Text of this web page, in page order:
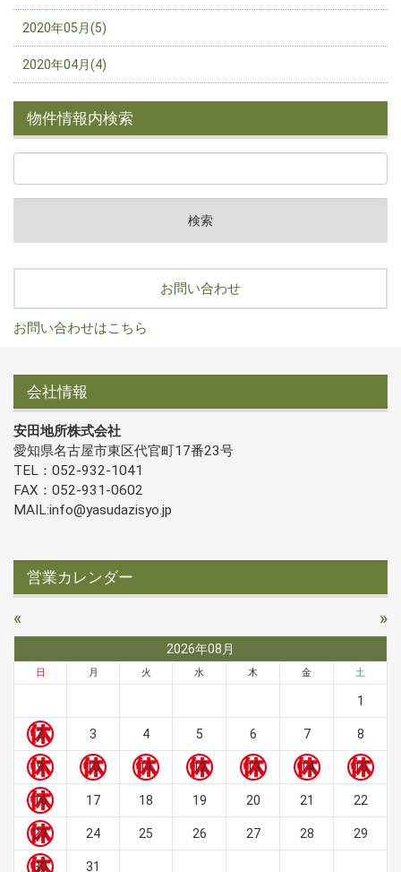
2020年05月(5)
2020年04月(4)
物件情報内検索
お問い合わせ
お問い合わせはこちら
会社情報
安田地所株式会社
愛知県名古屋市東区代官町17番23号
TEL：052-932-1041
FAX：052-931-0602
MAIL:info@yasudazisyo.jp
営業カレンダー
« »
2026年08月
日 月 火 水 木 金 土
1
2 3 4 5 6 7 8
9 10 11 12 13 14 15
16 17 18 19 20 21 22
23 24 25 26 27 28 29
30 31